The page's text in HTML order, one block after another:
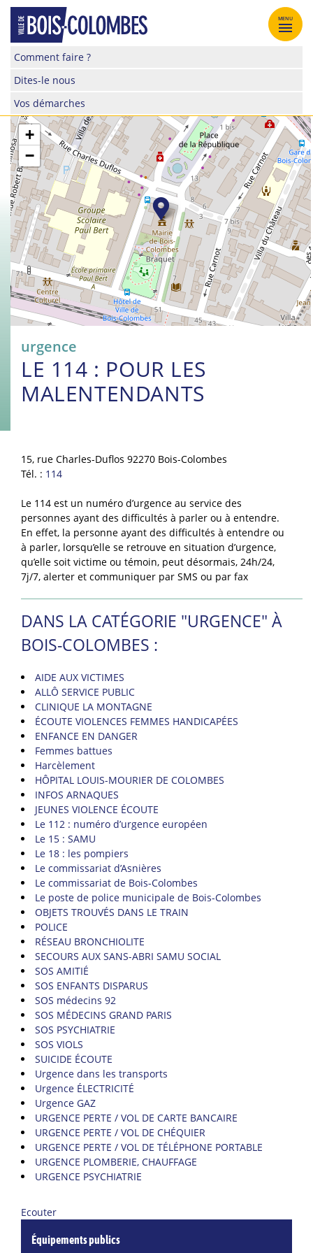
Skip
content
Site
de
la
de
Bois-
Colombes
Comment faire ?
Dites-le nous
Vos démarches
MENU
+
−
urgence
LE 114 : POUR LES
MALENTENDANTS
15, rue Charles-Duflos 92270 Bois-Colombes
Tél. : 114
Le 114 est un numéro d’urgence au service des
personnes ayant des difficultés à parler ou à entendre.
En effet, la personne ayant des difficultés à entendre ou
à parler, lorsqu’elle se retrouve en situation d’urgence,
qu’elle soit victime ou témoin, peut désormais, 24h/24,
7j/7, alerter et communiquer par SMS ou par fax
DANS LA CATÉGORIE "URGENCE" À
BOIS-COLOMBES :
AIDE AUX VICTIMES
ALLÔ SERVICE PUBLIC
CLINIQUE LA MONTAGNE
ÉCOUTE VIOLENCES FEMMES HANDICAPÉES
ENFANCE EN DANGER
Femmes battues
Harcèlement
HÔPITAL LOUIS-MOURIER DE COLOMBES
INFOS ARNAQUES
JEUNES VIOLENCE ÉCOUTE
Le 112 : numéro d’urgence européen
Le 15 : SAMU
Le 18 : les pompiers
Le commissariat d’Asnières
Le commissariat de Bois-Colombes
Le poste de police municipale de Bois-Colombes
OBJETS TROUVÉS DANS LE TRAIN
POLICE
RÉSEAU BRONCHIOLITE
SECOURS AUX SANS-ABRI SAMU SOCIAL
SOS AMITIÉ
SOS ENFANTS DISPARUS
SOS médecins 92
SOS MÉDECINS GRAND PARIS
SOS PSYCHIATRIE
SOS VIOLS
SUICIDE ÉCOUTE
Urgence dans les transports
Urgence ÉLECTRICITÉ
Urgence GAZ
URGENCE PERTE / VOL DE CARTE BANCAIRE
URGENCE PERTE / VOL DE CHÉQUIER
URGENCE PERTE / VOL DE TÉLÉPHONE PORTABLE
URGENCE PLOMBERIE, CHAUFFAGE
URGENCE PSYCHIATRIE
Ecouter
Équipements publics